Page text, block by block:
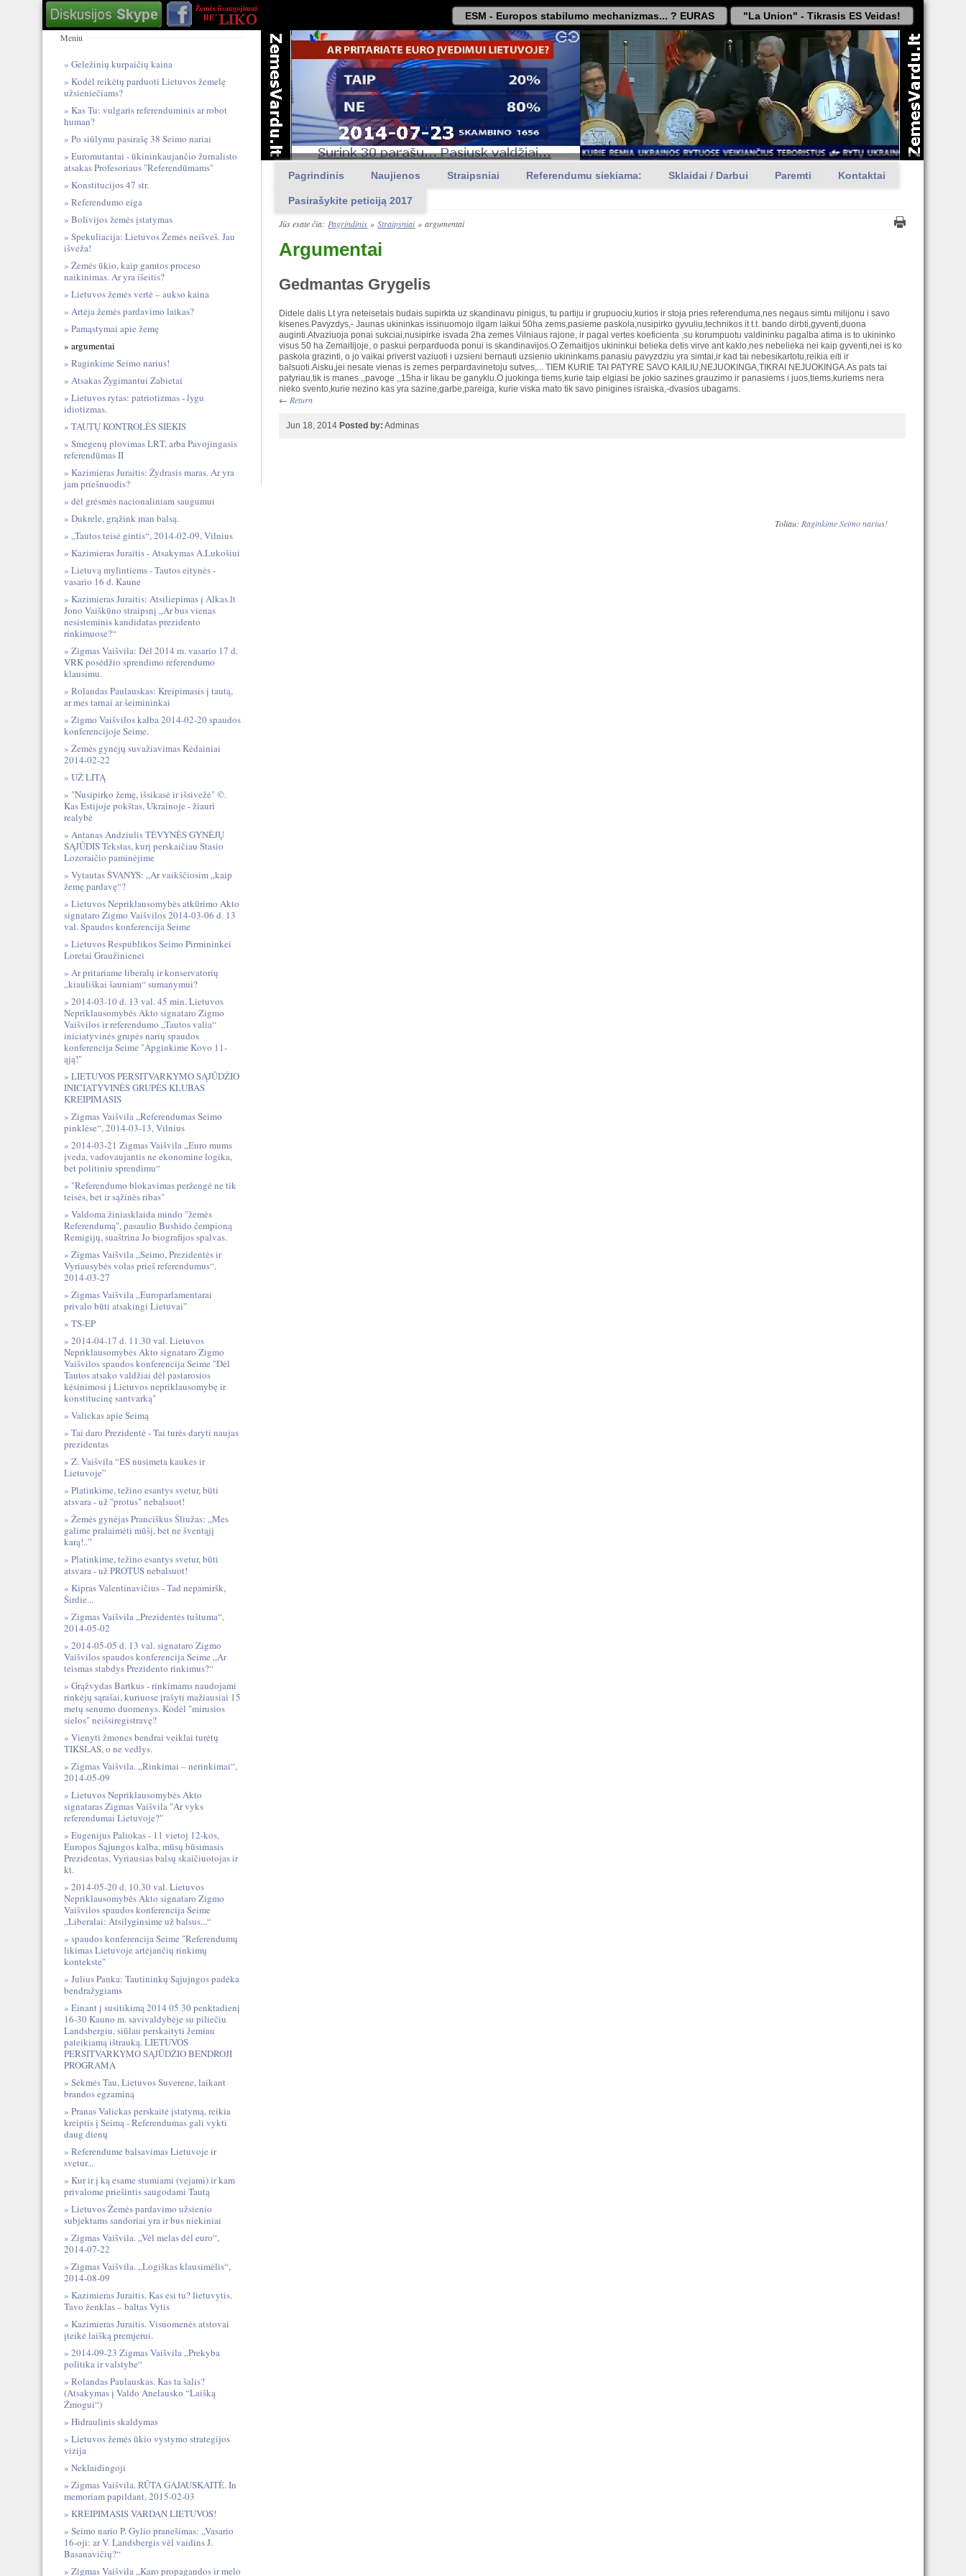
ESM - Europos stabilumo mechanizmas... ? EURAS "La Union" - Tikrasis ES Veidas!
Pagrindinis Naujienos Straipsniai Referendumu siekiama: Sklaidai / Darbui Paremti Kontaktai
Pasirašykite peticiją 2017
Jūs esate čia: Pagrindinis »Straipsniai »argumentai
Argumentai
Gedmantas Grygelis
Didele dalis Lt yra neteisetais budais supirkta uz skandinavu pinigus, tu partiju ir grupuociu,kurios ir stoja pries referenduma,nes negaus simtu milijonu i savo
kisenes.Pavyzdys,- Jaunas ukininkas issinuomojo ilgam laikui 50ha zems,pasieme paskola,nusipirko gyvuliu,technikos it t.t. bando dirbti,gyventi,duona
auginti.Atvaziuoja ponai sukciai,nusipirke isvada 2ha zemes Vilniaus rajone, ir pagal vertes koeficienta ,su korumpuotu valdininku pagalba atima is to ukininko
visus 50 ha Zemaitijoje, o paskui perparduoda ponui is skandinavijos.O Zemaitijos ukininkui belieka detis virve ant kaklo,nes nebelieka nei kaip gyventi,nei is ko
paskola grazinti, o jo vaikai priverst vaziuoti i uzsieni bernauti uzsienio ukininkams.panasiu pavyzdziu yra simtai,ir kad tai nebesikartotu,reikia eiti ir
balsuoti.Aisku,jei nesate vienas is zemes perpardavinetoju sutves,... TIEM KURIE TAI PATYRE SAVO KAILIU,NEJUOKINGA,TIKRAI NEJUOKINGA.As pats tai
patyriau,tik is manes ,,pavoge ,,15ha ir likau be ganyklu.O juokinga tiems,kurie taip elgiasi be jokio sazines grauzimo ir panasiems i juos,tiems,kuriems nera
nieko svento,kurie nezino kas yra sazine,garbe,pareiga, kurie viska mato tik savo pinigines israiska,-dvasios ubagams.
← Return
Jun 18, 2014Posted by: Adminas
Meniu
Geležinių kurpaičių kaina
Kodėl reikėtų parduoti Lietuvos žemelę
užsieniečiams?
Kas Tu: vulgari​s referendum​inis ar robot
human?
Po siūlymu pasirašę 38 Seimo nariai
Euromutantai - ūkininkaujančio žurnalisto
atsakas Profesoriaus "Referendūmams"
Konstitucijos 47 str.
Referendumo eiga
Bolivijos žemės įstatymas
Spekuliacija: Lietuvos Žemės neišveš. Jau
išveža!
Žemės ūkio, kaip gamtos proceso
naikinimas. Ar yra išeitis?
Lietuvos žemės vertė – aukso kaina
Artėja žemės pardavimo laikas?
Pamąstymai apie žemę
argumentai
Raginkime Seimo narius!
Atsakas Žygimantui Zabietai
Lietuvos rytas: patriotizmas - lygu
idiotizmas.
TAUTŲ KONTROLĖS SIEKIS
Smegenų plovimas LRT, arba Pavojingasis
referendūmas II
Kazimieras Juraitis: Žydrasis maras. Ar yra
jam priešnuodis?
dėl grėsmės nacionaliniam saugumui
Dukrele, grąžink man balsą.
„Tautos teisė gintis“, 2014-02-09, Vilnius
Kazimieras Juraitis - Atsakymas A.Lukošiui
Lietuvą mylintiems - Tautos eitynės -
vasario 16 d. Kaune
Kazimieras Juraitis: Atsiliepimas į Alkas.lt
Jono Vaiškūno straipsnį „Ar bus vienas
nesisteminis kandidatas prezidento
rinkimuose?“
Zigmas Vaišvila: Dėl 2014 m. vasario 17 d.
VRK posėdžio sprendimo referendumo
klausimu.
Rolandas Paulauskas: Kreipimasis į tautą,
ar mes tarnai ar šeimininkai
Zigmo Vaišvilos kalba 2014-02-20 spaudos
konferencijoje Seime.
Žemės gynėjų suvažiavimas Kėdainiai
2014-02-22
UŽ LITĄ
"Nusipirko žemę, išsikasė ir išsivežė" ©.
Kas Estijoje pokštas, Ukrainoje - žiauri
realybė
Antanas Andziulis TĖVYNĖS GYNĖJŲ
SĄJŪDIS Tekstas, kurį perskaičiau Stasio
Lozoraičio paminėjime
Vytautas ŠVANYS: „Ar vaikščiosim „kaip
žemę pardavę“?
Lietuvos Nepriklausomybės atkūrimo Akto
signataro Zigmo Vaišvilos 2014-03-06 d. 13
val. Spaudos konferencija Seime
Lietuvos Respublikos Seimo Pirmininkei
Loretai Graužinienei
Ar pritariame liberalų ir konservatorių
„kiauliškai šauniam“ sumanymui?
2014-03-10 d. 13 val. 45 min. Lietuvos
Nepriklausomybės Akto signataro Zigmo
Vaišvilos ir referendumo „Tautos valia“
iniciatyvinės grupės narių spaudos
konferencija Seime "Apginkime Kovo 11-
ąją!"
LIETUVOS PERSITVARKYMO SĄJŪDŽIO
INICIATYVINĖS GRUPĖS KLUBAS
KREIPIMASIS
Zigmas Vaišvila „Referendumas Seimo
pinklėse“, 2014-03-13, Vilnius
2014-03-21 Zigmas Vaišvila „Euro mums
įveda, vadovaujantis ne ekonomine logika,
bet politiniu sprendimu“
"Referendumo blokavimas peržengė ne tik
teisės, bet ir sąžinės ribas"
Valdoma žiniasklaida mindo "žemės
Referendumą", pasaulio Bushido čempioną
Remigijų, suaštrina Jo biografijos spalvas.
Zigmas Vaišvila „Seimo, Prezidentės ir
Vyriausybės volas prieš referendumus“,
2014-03-27
Zigmas Vaišvila „Europarlamentarai
privalo būti atsakingi Lietuvai”
TS-EP
2014-04-17 d. 11.30 val. Lietuvos
Nepriklausomybės Akto signataro Zigmo
Vaišvilos spaudos konferencija Seime "Dėl
Tautos atsako valdžiai dėl pastarosios
kėsinimosi į Lietuvos nepriklausomybę ir
konstitucinę santvarką"
Valickas apie Seimą
Tai daro Prezidentė - Tai turės daryti naujas
prezidentas
Z. Vaišvila “ES nusimeta kaukes ir
Lietuvoje”
Platinkime, težino esantys svetur, būti
atsvara - už "protus" nebalsuot!
Žemės gynėjas Pranciškus Šliužas: „Mes
galime pralaimėti mūšį, bet ne šventąjį
karą!..”
Platinkime, težino esantys svetur, būti
atsvara - už PROTUS nebalsuot!
Kipras Valentinavičius - Tad nepamiršk,
Širdie...
Zigmas Vaišvila „Prezidentės tuštuma“,
2014-05-02
2014-05-05 d. 13 val. signataro Zigmo
Vaišvilos spaudos konferencija Seime „Ar
teismas stabdys Prezidento rinkimus?“
Grąžvydas Bartkus - rinkimams naudojami
rinkėjų sąrašai, kuriuose įrašyti mažiausiai 15
metų senumo duomenys. Kodėl "mirusios
sielos" neišsiregistravę?
Vienyti žmones bendrai veiklai turėtų
TIKSLAS, o ne vedlys.
Zigmas Vaišvila. „Rinkimai – nerinkimai“,
2014-05-09
Lietuvos Nepriklausomybės Akto
signataras Zigmas Vaišvila "Ar vyks
referendumai Lietuvoje?"
Eugenijus Paliokas - 11 vietoj 12-kos,
Europos Sąjungos kalba, mūsų būsimasis
Prezidentas, Vyriausias balsų skaičiuotojas ir
kt.
2014-05-20 d. 10.30 val. Lietuvos
Nepriklausomybės Akto signataro Zigmo
Vaišvilos spaudos konferencija Seime
„Liberalai: Atsilyginsime už balsus...“
spaudos konferencija Seime "Referendumų
likimas Lietuvoje artėjančių rinkimų
kontekste"
Julius Panka: Tautininkų Sąjujngos padėka
bendražygiams
Einant į susitikimą 2014 05 30 penktadienį
16-30 Kauno m. savivaldybėje su piliečiu
Landsbergiu, siūlau perskaityti žemiau
pateikiamą ištrauką. LIETUVOS
PERSITVARKYMO SĄJŪDŽIO BENDROJI
PROGRAMA
Sėkmės Tau, Lietuvos Suverene, laikant
brandos egzaminą
Pranas Valickas perskaitė įstatymą, reikia
kreiptis į Seimą - Referendumas gali vykti
daug dienų
Referendume balsavimas Lietuvoje ir
svetur...
Kur ir į ką esame stumiami (vejami) ir kam
privalome priešintis saugodami Tautą
Lietuvos Žemės pardavimo užsienio
subjektams sandoriai yra ir bus niekiniai
Zigmas Vaišvila. „Vėl melas dėl euro“,
2014-07-22
Zigmas Vaišvila. „Logiškas klausimėlis“,
2014-08-09
Kazimieras Juraitis. Kas esi tu? lietuvytis.
Tavo ženklas – baltas Vytis
Kazimieras Juraitis. Visuomenės atstovai
įteikė laišką premjerui.
2014-09-23 Zigmas Vaišvila „Prekyba
politika ir valstybe“
Rolandas Paulauskas. Kas ta šalis?
(Atsakymas į Valdo Anelausko “Laišką
Žmogui“)
Hidraulinis skaldymas
Lietuvos žemės ūkio vystymo strategijos
vizija
Neklaidingoji
Zigmas Vaišvila. RŪTA GAJAUSKAITĖ. In
memoriam papildant, 2015-02-03
KREIPIMASIS VARDAN LIETUVOS!
Seimo nario P. Gylio pranešimas: „Vasario
16-oji: ar V. Landsbergis vėl vaidins J.
Basanavičių?“
Zigmas Vaišvila „Karo propagandos ir melo
Toliau: Raginkime Seimo narius!